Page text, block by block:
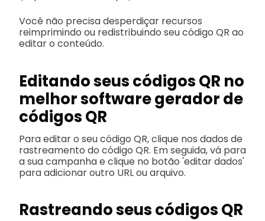
Você não precisa desperdiçar recursos
reimprimindo ou redistribuindo seu código QR ao
editar o conteúdo.
Editando seus códigos QR no
melhor software gerador de
códigos QR
Para editar o seu código QR, clique nos dados de
rastreamento do código QR. Em seguida, vá para
a sua campanha e clique no botão 'editar dados'
para adicionar outro URL ou arquivo.
Rastreando seus códigos QR